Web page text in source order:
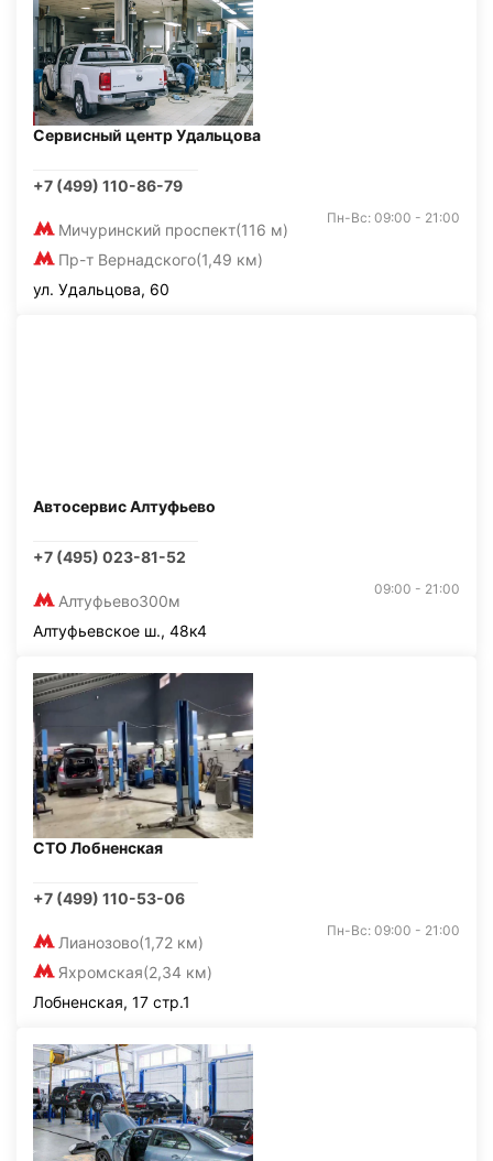
Сервисный центр Удальцова
+7 (499) 110-86-79
Мичуринский проспект(116 м)
Пр-т Вернадского(1,49 км)
Пн-Вс: 09:00 - 21:00
ул. Удальцова, 60
Автосервис Алтуфьево
+7 (495) 023-81-52
Алтуфьево300м
09:00 - 21:00
Алтуфьевское ш., 48к4
СТО Лобненская
+7 (499) 110-53-06
Лианозово(1,72 км)
Яхромская(2,34 км)
Пн-Вс: 09:00 - 21:00
Лобненская, 17 стр.1